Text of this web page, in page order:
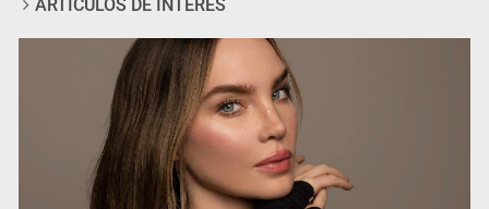
ARTÍCULOS DE INTERÉS